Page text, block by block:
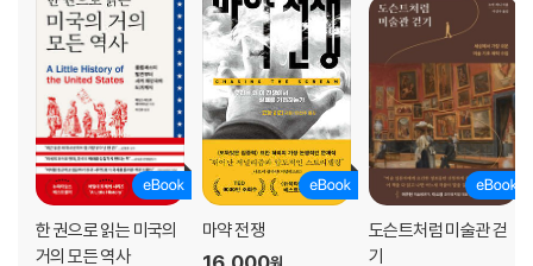
여성 운동의 시작: 페미니즘과 세계 질서 … 246
제국주의 시대: 세상의 마지막 제국들 … 251
④ 끊임없이 갈등하고 다시 화합하다, 현대
1차 세계대전: 사라예보의 총성으로 시작되다 … 257
소비에트 연방 탄생: 공산주의를 표방한 국가 … 263
중국의 근대화: 중화민국과 중화인민공화국 … 267
소련의 스탈린주의: 이념을 왜곡한 끔찍한 독재자 … 271
한 권으로 읽는 미국의
거의 모든 역사
마약 전쟁
도슨트처럼 미술관 걷
기